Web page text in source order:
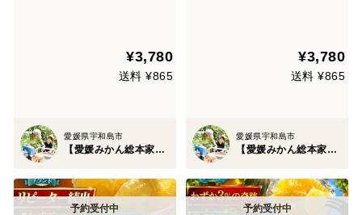
【お試しキャンペーン約1k
g】【2027年4月中旬予約】
¥3,780
送料 ¥865
愛媛県宇和島市
【愛媛みかん総本家】山内ファーム崖上の宇和島ブランド
【家庭用・贈り物】【6月上
¥3,780
送料 ¥865
愛媛県宇和島市
【愛媛みかん総本家】山内ファーム崖上の宇和島ブランド